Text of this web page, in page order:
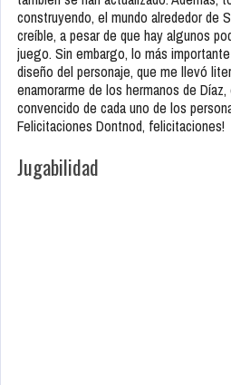
construyendo, el mundo alrededor de
creíble, a pesar de que hay algunos
juego. Sin embargo, lo más
diseño del personaje, que me llevó
enamorarme de los hermanos de
convencido de cada uno de los
Felicitaciones Dontnod, felicitaciones!
Jugabilidad